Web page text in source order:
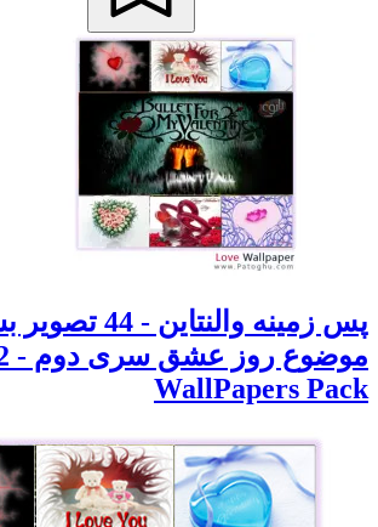
پس زمینه
WallPapers Pack